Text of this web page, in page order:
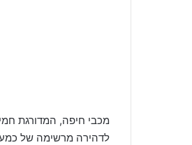
מכבי חיפה, המדורגת
לדהירה מרשימה של כמעט חצי